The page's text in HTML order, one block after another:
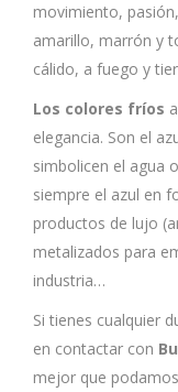
movimiento,
amarillo, marrón y
cálido, a fuego y
Los colores fríos
elegancia. Son el
simbolicen el agua
siempre el azul en
productos de lujo
metalizados para
industria…
Si tienes cualquier
en contactar con
mejor que